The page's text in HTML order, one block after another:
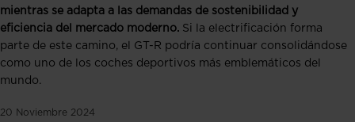
mientras se adapta a las demandas de sostenibilidad y
eficiencia del mercado moderno. Si la electrificación forma
parte de este camino, el GT-R podría continuar consolidándose
como uno de los coches deportivos más emblemáticos del
mundo.
20 Noviembre 2024